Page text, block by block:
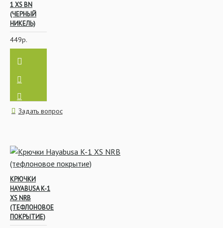
1 XS BN
(ЧЕРНЫЙ
НИКЕЛЬ)
449р.
Задать вопрос
КРЮЧКИ
HAYABUSA K-1
XS NRB
(ТЕФЛОНОВОЕ
ПОКРЫТИЕ)